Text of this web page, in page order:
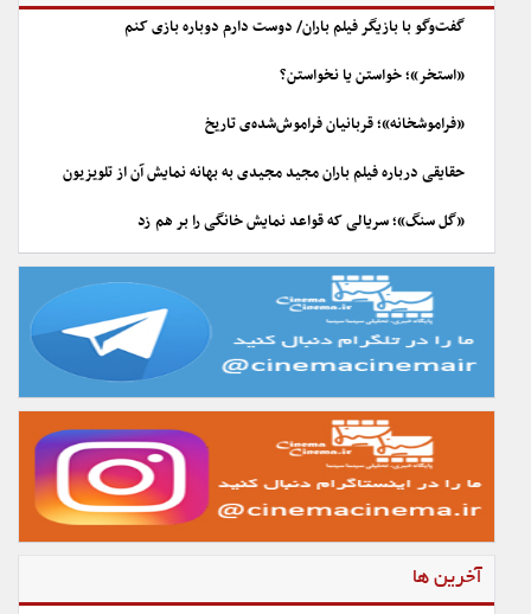
گفت‌وگو با بازیگر فیلم باران/ دوست دارم دوباره بازی کنم
«استخر»؛ خواستن یا نخواستن؟
«فراموشخانه»؛ قربانیان فراموش‌شده‌ی تاریخ
حقایقی درباره فیلم باران مجید مجیدی به بهانه نمایش آن از تلویزیون
«گل سنگ»؛ سریالی که قواعد نمایش خانگی را بر هم زد
آخرین ها